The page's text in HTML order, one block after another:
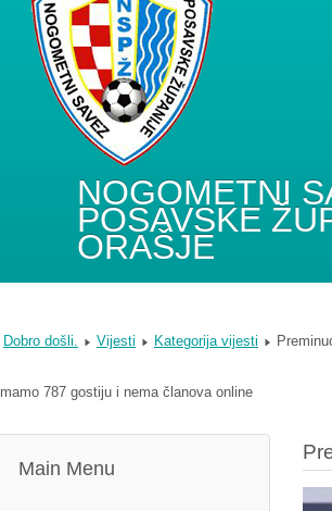
NOGOMETNI
POSAVSKE
ORAŠJE
Dobro došli. Vijesti Kategorija vijesti
Imamo 787 gostiju i nema članova online
Main Menu